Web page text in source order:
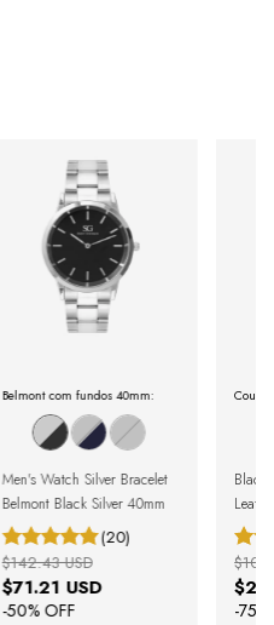
Belmont com fundos 40mm:
Men's Watch Silver Bracelet
Belmont Black Silver 40mm
(20)
$71.21 USD
-50% OFF
$142.43 USD
Couro
Black
Black
-75